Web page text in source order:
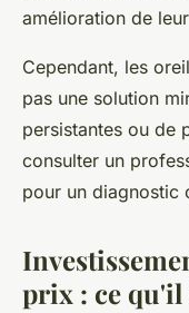
amélioration de
Cependant, les
pas une solution
persistantes ou de
consulter un
pour un diagnostic
prix : ce